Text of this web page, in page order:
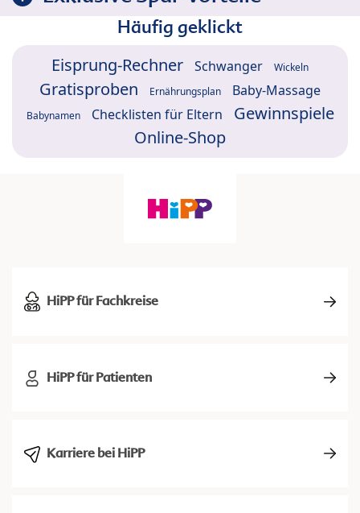
Häufig geklickt
Eisprung-Rechner Schwanger Wickeln
Gratisproben Ernährungsplan Baby-Massage
Babynamen Checklisten für Eltern
Gewinnspiele
Online-Shop
HiPP für Fachkreise
HiPP für Patienten
Karriere bei HiPP